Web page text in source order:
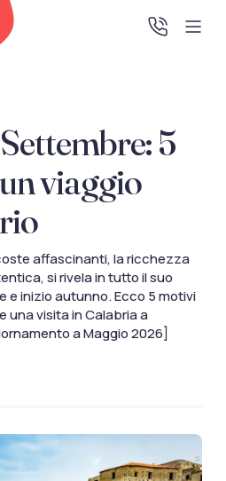
pagamenti e scaricare i tuoi
/ Registrati
5
viaggio
affascinanti, la ricchezza
si rivela in tutto il suo
e inizio autunno. Ecco 5 motivi
una visita in Calabria a
a Maggio 2026]